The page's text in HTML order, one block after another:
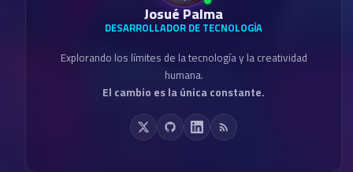
Josué Palma
DESARROLLADOR DE TECNOLOGÍA
Explorando los límites de la tecnología y la creatividad
humana.
El cambio es la única constante.